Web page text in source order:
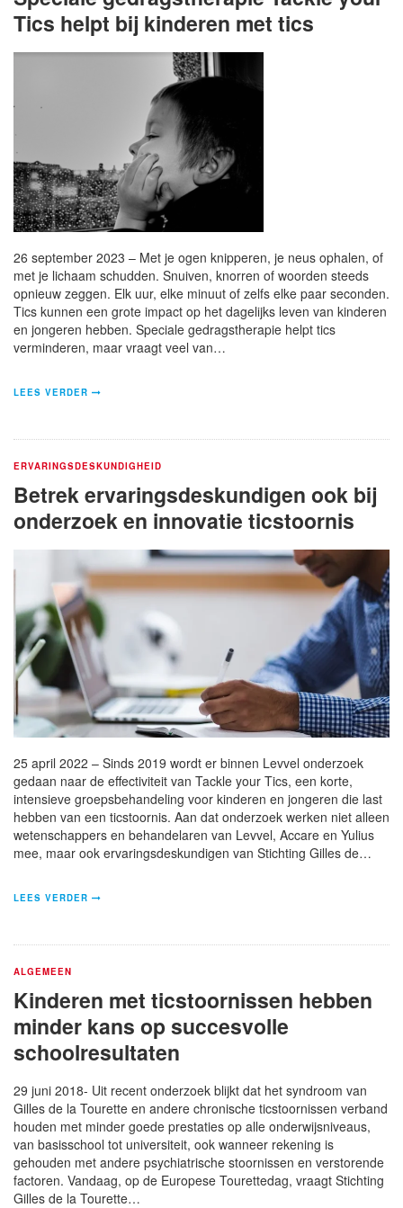
Tics helpt bij kinderen met tics
26 september 2023 – Met je ogen knipperen, je neus ophalen, of
met je lichaam schudden. Snuiven, knorren of woorden steeds
opnieuw zeggen. Elk uur, elke minuut of zelfs elke paar seconden.
Tics kunnen een grote impact op het dagelijks leven van kinderen
en jongeren hebben. Speciale gedragstherapie helpt tics
verminderen, maar vraagt veel van…
LEES VERDER
ERVARINGSDESKUNDIGHEID
Betrek ervaringsdeskundigen ook bij
onderzoek en innovatie ticstoornis
25 april 2022 – Sinds 2019 wordt er binnen Levvel onderzoek
gedaan naar de effectiviteit van Tackle your Tics, een korte,
intensieve groepsbehandeling voor kinderen en jongeren die last
hebben van een ticstoornis. Aan dat onderzoek werken niet alleen
wetenschappers en behandelaren van Levvel, Accare en Yulius
mee, maar ook ervaringsdeskundigen van Stichting Gilles de…
LEES VERDER
ALGEMEEN
Kinderen met ticstoornissen hebben
minder kans op succesvolle
schoolresultaten
29 juni 2018- Uit recent onderzoek blijkt dat het syndroom van
Gilles de la Tourette en andere chronische ticstoornissen verband
houden met minder goede prestaties op alle onderwijsniveaus,
van basisschool tot universiteit, ook wanneer rekening is
gehouden met andere psychiatrische stoornissen en verstorende
factoren. Vandaag, op de Europese Tourettedag, vraagt Stichting
Gilles de la Tourette…